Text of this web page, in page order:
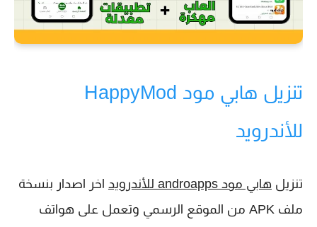
تنزيل هابي مود HappyMod
للأندرويد
تنزيل هابي مود androapps للأندرويد
اخر اصدار بنسخة
ملف APK من الموقع الرسمي وتعمل على هواتف